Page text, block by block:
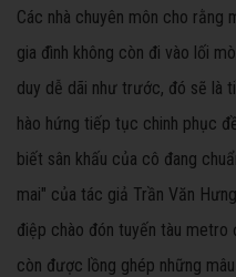
Các nhà chuyên môn cho rằng
gia đình không còn đi vào lối
duy dễ dãi như trước, đó sẽ là
hào hứng tiếp tục chinh phục
biết sân khấu của cô đang
mai" của tác giả Trần Văn
điệp chào đón tuyến tàu metro
còn được lồng ghép những